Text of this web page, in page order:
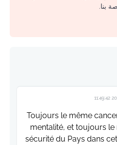
بنا.
Toujours le même
mentalité, et toujours
sécurité du Pays dans